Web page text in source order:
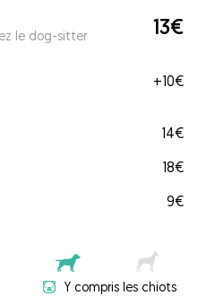
le dog-sitter 13€
+10€
14€
18€
9€
Y compris les chiots